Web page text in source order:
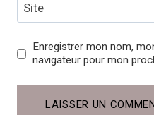
Site
Enregistrer mon nom,
navigateur pour mon